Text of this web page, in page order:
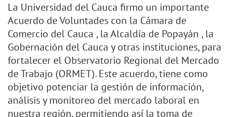
La Universidad del Cauca firmo un importante
Acuerdo de Voluntades con la Cámara de
Comercio del Cauca , la Alcaldía de Popayán , la
Gobernación del Cauca y otras instituciones, para
fortalecer el Observatorio Regional del Mercado
de Trabajo (ORMET). Este acuerdo, tiene como
objetivo potenciar la gestión de información,
análisis y monitoreo del mercado laboral en
nuestra región, permitiendo así la toma de